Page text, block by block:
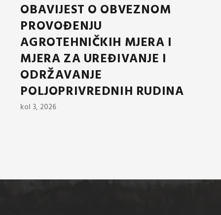
OBAVIJEST O OBVEZNOM
PROVOĐENJU
AGROTEHNIČKIH MJERA I
MJERA ZA UREĐIVANJE I
ODRŽAVANJE
POLJOPRIVREDNIH RUDINA
kol 3, 2026